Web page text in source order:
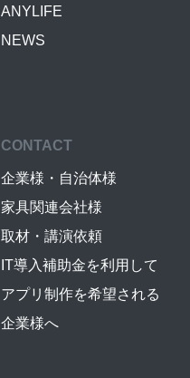
ANYLIFE
NEWS
CONTACT
企業様・自治体様
家具関連会社様
取材・講演依頼
IT導入補助金を利用して
アプリ制作を希望される
企業様へ